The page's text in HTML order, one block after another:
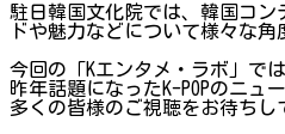
駐日韓国文化院では、韓国コン
ドや魅力などについて様々な
今回の「Kエンタメ・ラボ」で
昨年話題になったK-POPのニュ
多くの皆様のご視聴をお待ちし